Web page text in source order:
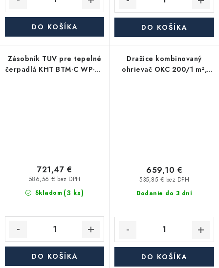
DO KOŠÍKA DO KOŠÍKA
Zásobník TUV pre tepelné
čerpadlá KHT BTM-C WP-PU
Skladom (3 ks)
586,56 € bez DPH
721,47 €
DO KOŠÍKA
Dražice kombinovaný
ohrievač OKC 200/1 m²,
Dodanie do 3 dní
535,85 € bez DPH
659,10 €
DO KOŠÍKA